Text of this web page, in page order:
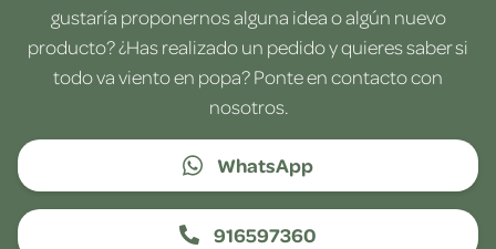
gustaría proponernos alguna idea o algún nuevo
producto? ¿Has realizado un pedido y quieres saber si
todo va viento en popa? Ponte en contacto con
nosotros.
WhatsApp
916597360